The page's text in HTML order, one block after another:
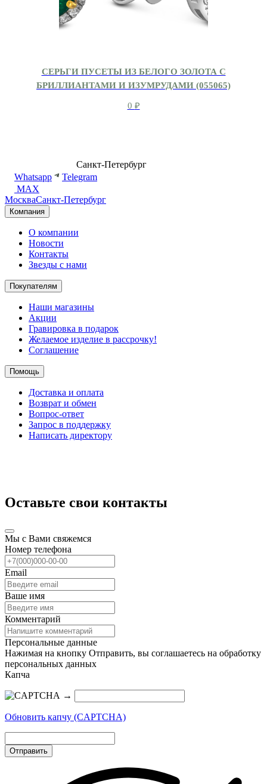
СЕРЬГИ ПУСЕТЫ ИЗ БЕЛОГО ЗОЛОТА С
БРИЛЛИАНТАМИ И ИЗУМРУДАМИ (055065)
0 ₽
Санкт-Петербург
Whatsapp
Telegram
MAX
МоскваСанкт-Петербург
Компания
О компании
Новости
Контакты
Звезды с нами
Покупателям
Наши магазины
Акции
Гравировка в подарок
Желаемое изделие в рассрочку!
Соглашение
Помощь
Доставка и оплата
Возврат и обмен
Вопрос-ответ
Запрос в поддержку
Написать директору
Оставьте свои контакты
Мы с Вами свяжемся
Номер телефона
Email
Ваше имя
Комментарий
Персональные данные
Нажимая на кнопку Отправить, вы соглашаетесь на обработку
персональных данных
Капча
→
Обновить капчу (CAPTCHA)
Отправить